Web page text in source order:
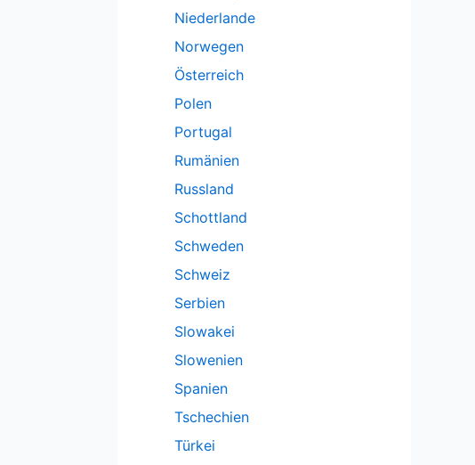
Niederlande
Norwegen
Österreich
Polen
Portugal
Rumänien
Russland
Schottland
Schweden
Schweiz
Serbien
Slowakei
Slowenien
Spanien
Tschechien
Türkei